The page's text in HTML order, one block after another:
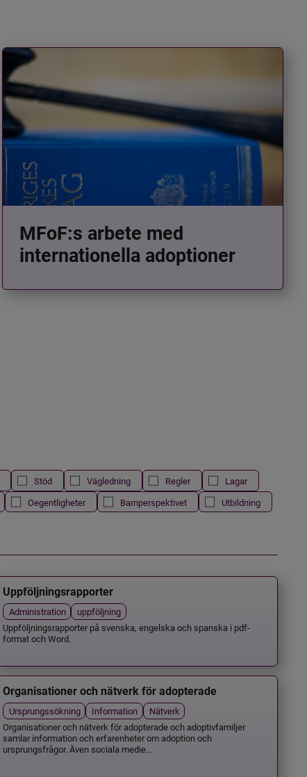
MFoF:s arbete med
internationella adoptioner
Stöd Vägledning Regler
Lagar
Oegentligheter Barnperspektivet
Utbildning
Uppföljningsrapporter
Administration
uppföljning
Uppföljningsrapporter på svenska, engelska och spanska i pdf-
format och Word.
Organisationer och nätverk för adopterade
Ursprungssökning Information
Nätverk
Organisationer och nätverk för adopterade och adoptivfamiljer
samlar information och erfarenheter om adoption och
ursprungsfrågor. Även sociala medie...